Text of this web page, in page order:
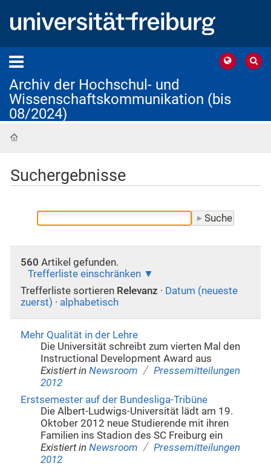
Archiv der Hochschul- und
Wissenschaftskommunikation (bis
08/2024)
Suchergebnisse
560 Artikel gefunden.
Trefferliste einschränken
Trefferliste sortieren Relevanz · Datum (neueste
zuerst) · alphabetisch
Mehr Qualität in der Lehre
Die Universität schreibt zum vierten Mal den
Instructional Development Award aus
Existiert in Newsroom / Pressemitteilungen
2012
Erstsemester auf der Bundesliga-Tribüne
Die Albert-Ludwigs-Universität lädt am 19.
Oktober 2012 neue Studierende mit ihren
Familien ins Stadion des SC Freiburg ein
Existiert in Newsroom / Pressemitteilungen
2012